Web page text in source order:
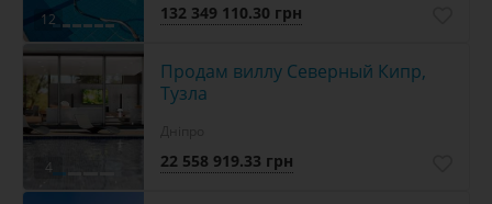
12 132 349 110.30 грн
4
Продам виллу Северный Кипр,
Тузла
22 558 919.33 грн